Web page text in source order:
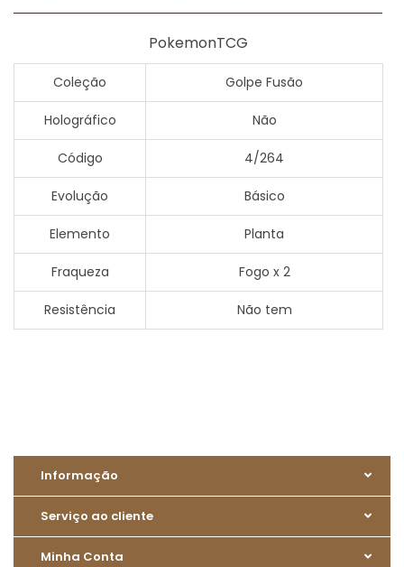
PokemonTCG
Coleção Golpe Fusão
Holográfico Não
Código 4/264
Evolução Básico
Elemento Planta
Fraqueza Fogo x 2
Resistência Não tem
Informação
Serviço ao cliente
Minha Conta